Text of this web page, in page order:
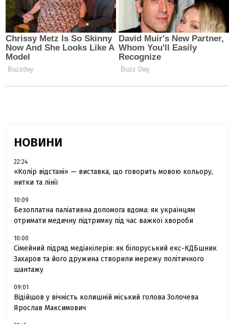
НОВИНИ
22:24
«Колір відстані» — виставка, що говорить мовою кольору,
нитки та лінії
10:09
Безоплатна паліативна допомога вдома: як українцям
отримати медичну підтримку під час важкої хвороби
10:00
Сімейний підряд медіакілерів: як білоруський екс-КДБшник
Захаров та його дружина створили мережу політичного
шантажу
09:01
Відійшов у вічність колишній міський голова Золочева
Ярослав Максимович